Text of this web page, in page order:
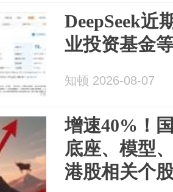
DeepSeek近
业投资基金
知顿 2026-08-07
增速40%！
底座、模型
港股相关个